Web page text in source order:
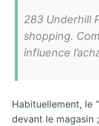
283 Underhill
shopping.
influence
Habituellement, le
devant le magasin